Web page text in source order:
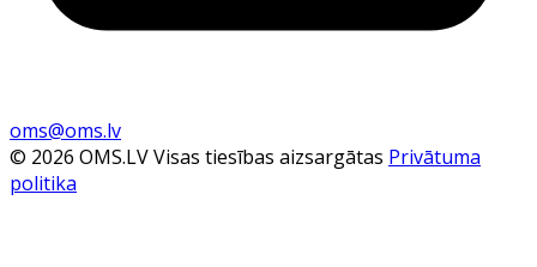
oms@oms.lv
© 2026 OMS.LV Visas tiesības aizsargātas Privātuma
politika